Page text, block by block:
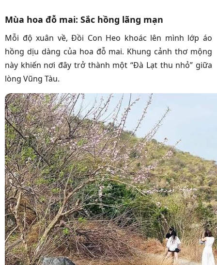
Mùa hoa đỗ mai: Sắc hồng lãng mạn
Mỗi độ xuân về, Đồi Con Heo khoác lên mình lớp áo
hồng dịu dàng của hoa đỗ mai. Khung cảnh thơ mộng
này khiến nơi đây trở thành một “Đà Lạt thu nhỏ” giữa
lòng Vũng Tàu.